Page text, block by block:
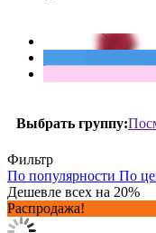
Выбрать группу:
Фильтр
По популярности По
Дешевле всех на 20%
Распродажа!